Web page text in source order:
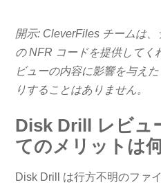
開示: CleverFiles チームは
の NFR コードを提供してく
ビューの内容に影響を与え
りすることはありません。
Disk Drill レビュ
てのメリットは
Disk Drill は行方不明のファ